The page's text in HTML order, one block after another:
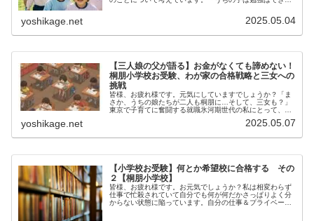
yoshikage.net 2025.05.04
【三人娘の父が語る】お金がなくても諦めない！
桐朋小学校お受験、わが家の合格戦略と三女への
挑戦
皆様、お疲れ様です。元気にしていますでしょうか？「ま
さか、うちの娘たちが二人も桐朋に…そして、三女も？」
東京で子育てに奮闘する就職氷河期世代の私にとって、長
yoshikage.net 2025.05.07
【小学校お受験】何とか希望校に合格する その
２【桐朋小学校】
皆様、お疲れ様です。お元気でしょうか？私は相変わらず
仕事で忙殺されていて自分でも何が何だかさっぱりよく分
からない状態に陥っています。自分の仕事＆プライベート